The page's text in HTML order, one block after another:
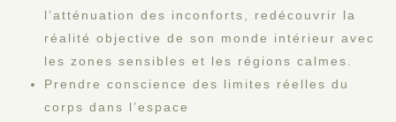
l’atténuation des inconforts, redécouvrir la
réalité objective de son monde intérieur avec
les zones sensibles et les régions calmes.
Prendre conscience des limites réelles du
corps dans l’espace